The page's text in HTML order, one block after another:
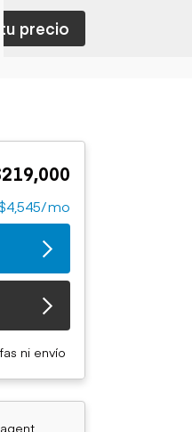
tu precio
mo
ni envío